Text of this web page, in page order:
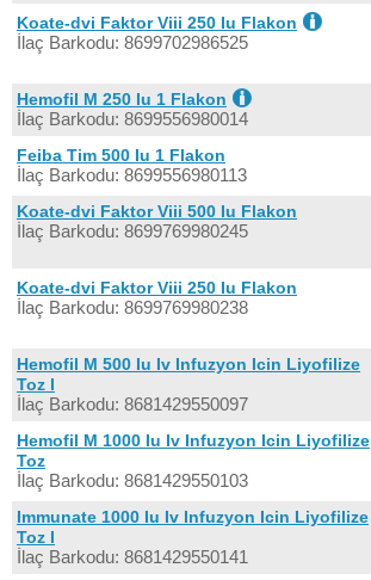
Koate-dvi Faktor Viii 250 Iu Flakon
İlaç Barkodu: 8699702986525
Hemofil M 250 Iu 1 Flakon
İlaç Barkodu: 8699556980014
Feiba Tim 500 Iu 1 Flakon
İlaç Barkodu: 8699556980113
Koate-dvi Faktor Viii 500 Iu Flakon
İlaç Barkodu: 8699769980245
Koate-dvi Faktor Viii 250 Iu Flakon
İlaç Barkodu: 8699769980238
Hemofil M 500 Iu Iv Infuzyon Icin Liyofilize
Toz I
İlaç Barkodu: 8681429550097
Hemofil M 1000 Iu Iv Infuzyon Icin Liyofilize
Toz
İlaç Barkodu: 8681429550103
Immunate 1000 Iu Iv Infuzyon Icin Liyofilize
Toz I
İlaç Barkodu: 8681429550141